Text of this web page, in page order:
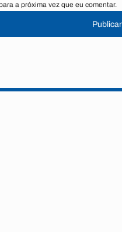
a próxima vez que eu comentar.